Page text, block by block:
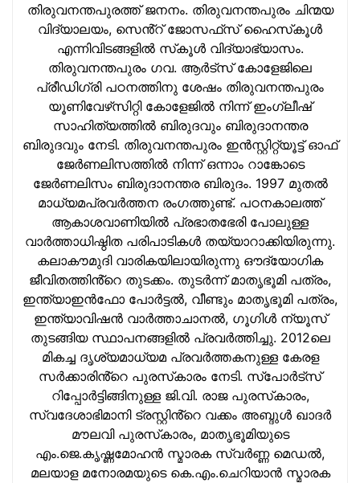
തിരുവനന്തപുരത്ത് ജനനം. തിരുവനന്തപുരം ചിന്മയ
വിദ്യാലയം, സെൻ്റ് ജോസഫ്‌സ് ഹൈസ്‌കൂള്‍
എന്നിവിടങ്ങളില്‍ സ്‌കൂള്‍ വിദ്യാഭ്യാസം.
തിരുവനന്തപുരം ഗവ. ആര്‍ട്‌സ് കോളേജിലെ
പ്രീഡിഗ്രി പഠനത്തിനു ശേഷം തിരുവനന്തപുരം
യൂണിവേഴ്‌സിറ്റി കോളേജില്‍ നിന്ന് ഇംഗ്ലീഷ്
സാഹിത്യത്തില്‍ ബിരുദവും ബിരുദാനന്തര
ബിരുദവും നേടി. തിരുവനന്തപുരം ഇന്‍സ്റ്റിറ്റ്യൂട്ട് ഓഫ്
ജേര്‍ണലിസത്തില്‍ നിന്ന് ഒന്നാം റാങ്കോടെ
ജേര്‍ണലിസം ബിരുദാനന്തര ബിരുദം. 1997 മുതല്‍
മാധ്യമപ്രവര്‍ത്തന രംഗത്തുണ്ട്. പഠനകാലത്ത്
ആകാശവാണിയില്‍ പ്രഭാതഭേരി പോലുള്ള
വാര്‍ത്താധിഷ്ഠിത പരിപാടികള്‍ തയ്യാറാക്കിയിരുന്നു.
കലാകൗമുദി വാരികയിലായിരുന്നു ഔദ്യോഗിക
ജീവിതത്തിൻ്റെ തുടക്കം. തുടര്‍ന്ന് മാതൃഭൂമി പത്രം,
ഇന്ത്യാഇന്‍ഫോ പോർട്ടൽ, വീണ്ടും മാതൃഭൂമി പത്രം,
ഇന്ത്യാവിഷന്‍ വാർത്താചാനൽ, ഗൂഗിൾ ന്യൂസ്
തുടങ്ങിയ സ്ഥാപനങ്ങളില്‍ പ്രവര്‍ത്തിച്ചു. 2012ലെ
മികച്ച ദൃശ്യമാധ്യമ പ്രവര്‍ത്തകനുള്ള കേരള
സർക്കാരിൻ്റെ പുരസ്‌കാരം നേടി. സ്പോർട്സ്
റിപ്പോർട്ടിങ്ങിനുള്ള ജി.വി. രാജ പുരസ്‌കാരം,
സ്വദേശാഭിമാനി ട്രസ്റ്റിൻ്റെ വക്കം അബ്ദുള്‍ ഖാദര്‍
മൗലവി പുരസ്‌കാരം, മാതൃഭൂമിയുടെ
എം.ജെ.കൃഷ്ണമോഹന്‍ സ്മാരക സ്വര്‍ണ്ണ മെഡല്‍,
മലയാള മനോരമയുടെ കെ.എം.ചെറിയാന്‍ സ്മാരക